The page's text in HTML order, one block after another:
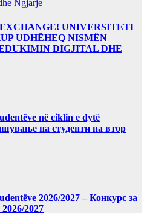
Ngjarje
UNIVERSITETI
UDHËHEQ NISMËN
DIGJITAL DHE
në ciklin e dytë
на студенти на втор
2026/2027 – Конкурс за
2027